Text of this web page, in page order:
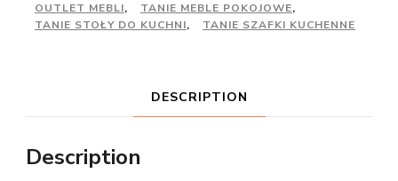
OUTLET MEBLI, TANIE MEBLE POKOJOWE,
TANIE STOŁY DO KUCHNI, TANIE SZAFKI KUCHENNE
DESCRIPTION
Description